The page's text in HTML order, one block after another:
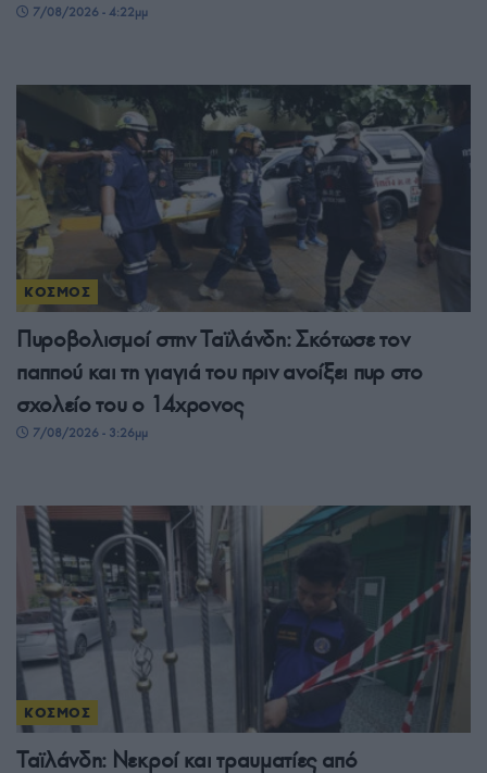
7/08/2026 - 4:22μμ
ΚΟΣΜΟΣ
Πυροβολισμοί στην Ταϊλάνδη: Σκότωσε τον
παππού και τη γιαγιά του πριν ανοίξει πυρ στο
σχολείο του ο 14χρονος
7/08/2026 - 3:26μμ
ΚΟΣΜΟΣ
Ταϊλάνδη: Νεκροί και τραυματίες από